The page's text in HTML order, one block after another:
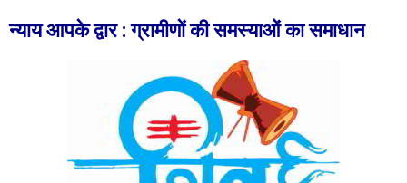
न्याय आपके द्वार : ग्रामीणों की समस्याओं का समाधान